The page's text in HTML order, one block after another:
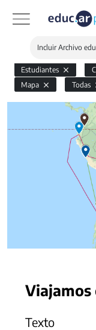
Incluir Archivo
Estudiantes
Mapa
Todas
Viajamos
Texto